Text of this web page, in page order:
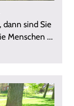
dann sind Sie
Menschen ...